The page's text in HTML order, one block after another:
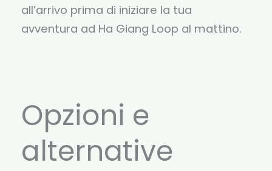
all’arrivo prima di iniziare la tua
avventura ad Ha Giang Loop al mattino.
Opzioni e
alternative